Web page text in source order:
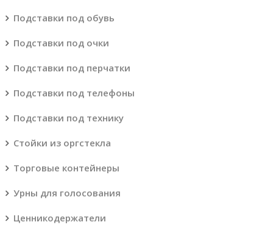
Подставки под обувь
Подставки под очки
Подставки под перчатки
Подставки под телефоны
Подставки под технику
Стойки из оргстекла
Торговые контейнеры
Урны для голосования
Ценникодержатели